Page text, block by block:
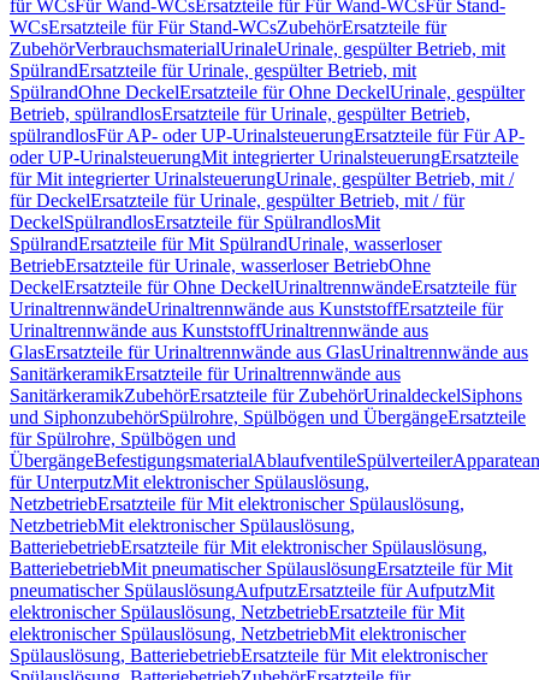
für WCsFür Wand-WCsErsatzteile für Für Wand-WCsFür Stand-
WCsErsatzteile für Für Stand-WCsZubehörErsatzteile für
ZubehörVerbrauchsmaterialUrinaleUrinale, gespülter Betrieb, mit
SpülrandErsatzteile für Urinale, gespülter Betrieb, mit
SpülrandOhne DeckelErsatzteile für Ohne DeckelUrinale, gespülter
Betrieb, spülrandlosErsatzteile für Urinale, gespülter Betrieb,
spülrandlosFür AP- oder UP-UrinalsteuerungErsatzteile für Für AP-
oder UP-UrinalsteuerungMit integrierter UrinalsteuerungErsatzteile
für Mit integrierter UrinalsteuerungUrinale, gespülter Betrieb, mit /
für DeckelErsatzteile für Urinale, gespülter Betrieb, mit / für
DeckelSpülrandlosErsatzteile für SpülrandlosMit
SpülrandErsatzteile für Mit SpülrandUrinale, wasserloser
BetriebErsatzteile für Urinale, wasserloser BetriebOhne
DeckelErsatzteile für Ohne DeckelUrinaltrennwändeErsatzteile für
UrinaltrennwändeUrinaltrennwände aus KunststoffErsatzteile für
Urinaltrennwände aus KunststoffUrinaltrennwände aus
GlasErsatzteile für Urinaltrennwände aus GlasUrinaltrennwände aus
SanitärkeramikErsatzteile für Urinaltrennwände aus
SanitärkeramikZubehörErsatzteile für ZubehörUrinaldeckelSiphons
und SiphonzubehörSpülrohre, Spülbögen und ÜbergängeErsatzteile
für Spülrohre, Spülbögen und
ÜbergängeBefestigungsmaterialAblaufventileSpülverteiler
für UnterputzMit elektronischer Spülauslösung,
NetzbetriebErsatzteile für Mit elektronischer Spülauslösung,
NetzbetriebMit elektronischer Spülauslösung,
BatteriebetriebErsatzteile für Mit elektronischer Spülauslösung,
BatteriebetriebMit pneumatischer SpülauslösungErsatzteile für Mit
pneumatischer SpülauslösungAufputzErsatzteile für AufputzMit
elektronischer Spülauslösung, NetzbetriebErsatzteile für Mit
elektronischer Spülauslösung, NetzbetriebMit elektronischer
Spülauslösung, BatteriebetriebErsatzteile für Mit elektronischer